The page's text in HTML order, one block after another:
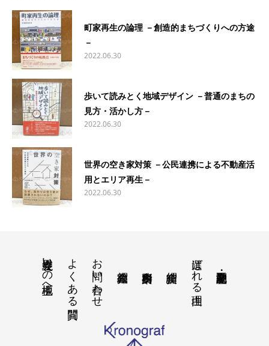
町家再生の論理 －創造的まちづくりへの方途
－
2022.06.30
歩いて読みとく地域デザイン －普通のまちの
見方・活かし方－
2022.06.30
世界の空き家対策 －公民連携による不動産活
用とエリア再生－
2022.06.30
選ばれる理由
お問い合わせ
よくある質問
境界立会いの地主様へ